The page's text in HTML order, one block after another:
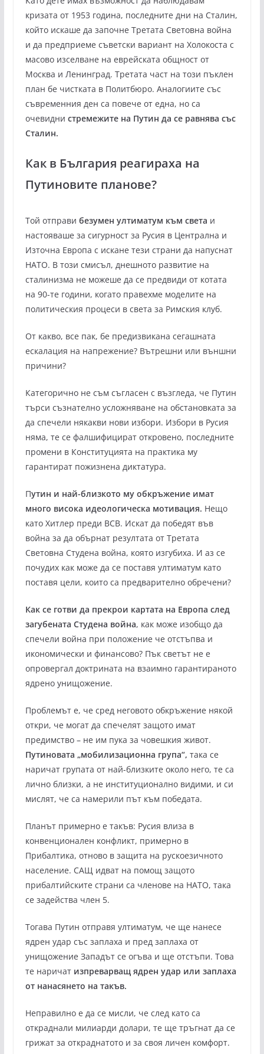
кризата от 1953 година, последните дни на Сталин,
който искаше да започне Третата Световна война
и да предприеме съветски вариант на Холокоста с
масово изселване на еврейската общност от
Москва и Ленинград. Третата част на този пъклен
план бе чистката в Политбюро. Аналогиите със
съвременния ден са повече от една, но са
очевидни стремежите на Путин да се равнява със
Сталин.
Как в България реагираха на
Путиновите планове?
Той отправи безумен ултиматум към света и
настояваше за сигурност за Русия в Централна и
Източна Европа с искане тези страни да напуснат
НАТО. В този смисъл, днешното развитие на
сталинизма не можеше да се предвиди от котата
на 90-те години, когато правехме моделите на
политическия процеси в света за Римския клуб.
От какво, все пак, бе предизвикана сегашната
ескалация на напрежение? Вътрешни или външни
причини?
Категорично не съм съгласен с възгледа, че Путин
търси съзнателно усложняване на обстановката за
да спечели някакви нови избори. Избори в Русия
няма, те се фалшифицират откровено, последните
промени в Конституцията на практика му
гарантират пожизнена диктатура.
Путин и най-близкото му обкръжение имат
много висока идеологическа мотивация. Нещо
като Хитлер преди ВСВ. Искат да победят във
война за да обърнат резултата от Третата
Световна Студена война, която изгубиха. И аз се
почудих как може да се поставя ултиматум като
поставя цели, които са предварително обречени?
Как се готви да прекрои картата на Европа след
загубената Студена война, как може изобщо да
спечели война при положение че отстъпва и
икономически и финансово? Пък светът не е
опровергал доктрината на взаимно гарантираното
ядрено унищожение.
Проблемът е, че сред неговото обкръжение някой
откри, че могат да спечелят защото имат
предимство – не им пука за човешкия живот.
Путиновата „мобилизационна група“, така се
наричат групата от най-близките около него, те са
лично близки, а не институционално видими, и си
мислят, че са намерили път към победата.
Планът примерно е такъв: Русия влиза в
конвенционален конфликт, примерно в
Прибалтика, отново в защита на рускоезичното
население. САЩ идват на помощ защото
прибалтийските страни са членове на НАТО, така
се задейства член 5.
Тогава Путин отправя ултиматум, че ще нанесе
ядрен удар със заплаха и пред заплаха от
унищожение Западът се огъва и ще отстъпи. Това
те наричат изпреварващ ядрен удар или заплаха
от нанасянето на такъв.
Неправилно е да се мисли, че след като са
откраднали милиарди долари, те ще тръгнат да се
грижат за откраднатото и за своя личен комфорт.